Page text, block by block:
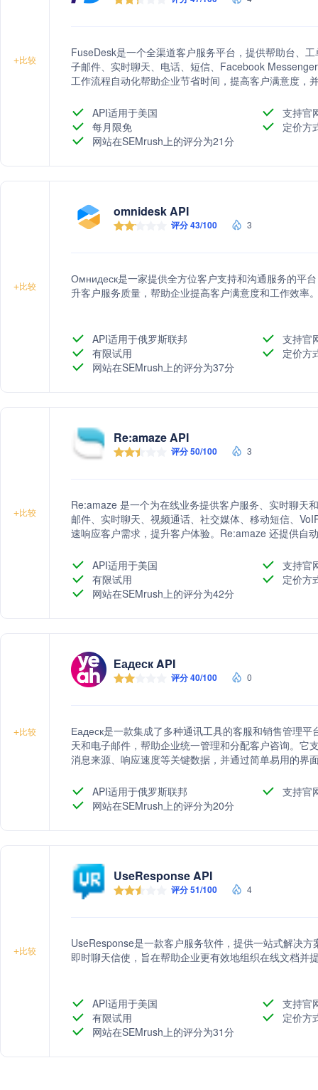
+比较
FuseDesk是一个全渠道客户服务平台，提供帮助台、
子邮件、实时聊天、电话、短信、Facebook
工作流程自动化帮助企业节省时间，提高客户满意度，
API适用于美国
支持官
每月限免
定价方
网站在SEMrush上的评分为21分
+比较
omnidesk API
评分 43/100 3
Омнидеск是一家提供全方位客户支持和沟通服务的平
升客户服务质量，帮助企业提高客户满意度和工作效率
API适用于俄罗斯联邦
支持官
有限试用
定价方
网站在SEMrush上的评分为37分
+比较
Re:amaze API
评分 50/100 3
Re:amaze 是一个为在线业务提供客户服务、实时聊天
邮件、实时聊天、视频通话、社交媒体、移动短信、
速响应客户需求，提升客户体验。Re:amaze 还提供自
API适用于美国
支持官
有限试用
定价方
网站在SEMrush上的评分为42分
+比较
Еадеск API
评分 40/100 0
Еадеск是一款集成了多种通讯工具的客服和销售管理
天和电子邮件，帮助企业统一管理和分配客户咨询。它
消息来源、响应速度等关键数据，并通过简单易用的界
API适用于俄罗斯联邦
支持官
网站在SEMrush上的评分为20分
+比较
UseResponse API
评分 51/100 4
UseResponse是一款客户服务软件，提供一站式解决
即时聊天信使，旨在帮助企业更有效地组织在线文档并
API适用于美国
支持官
有限试用
定价方
网站在SEMrush上的评分为31分